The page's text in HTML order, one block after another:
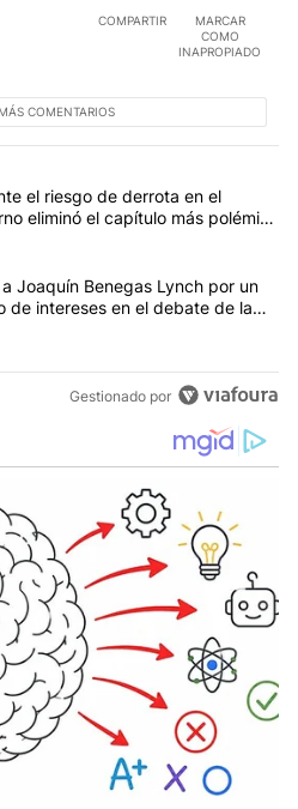
COMPARTIR
MARCAR
COMO
INAPROPIADO
COMENTARIOS
con más comentarios en los
el título "Ley de Tierras: ante el
el riesgo de derrota en el
eliminó el capítulo más polémico
el título "Di Tullio impugnó a
Joaquín Benegas Lynch por un
de intereses en el debate de la
Gestionado por